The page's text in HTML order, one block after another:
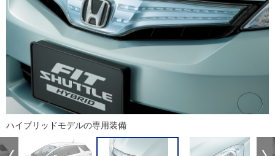
ハイブリッドモデルの専用装備